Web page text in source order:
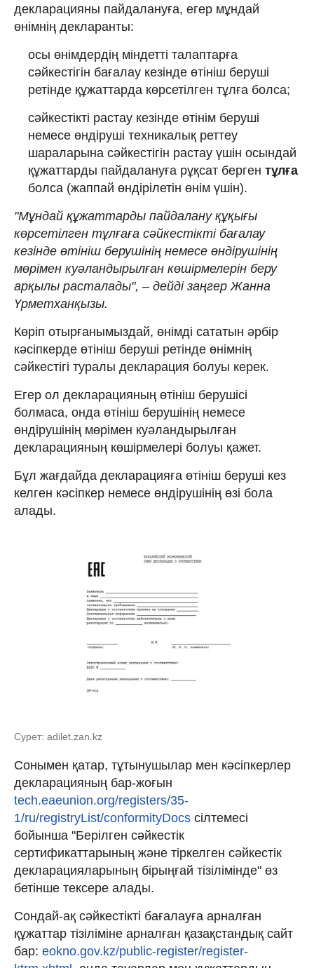
декларацияны пайдалануға, егер мұндай
өнімнің декларанты:
осы өнімдердің міндетті талаптарға
сәйкестігін бағалау кезінде өтініш беруші
ретінде құжаттарда көрсетілген тұлға болса;
сәйкестікті растау кезінде өтінім беруші
немесе өндіруші техникалық реттеу
шараларына сәйкестігін растау үшін осындай
құжаттарды пайдалануға рұқсат берген тұлға
болса (жаппай өндірілетін өнім үшін).
"Мұндай құжаттарды пайдалану құқығы
көрсетілген тұлғаға сәйкестікті бағалау
кезінде өтініш берушінің немесе өндірушінің
мөрімен куәландырылған көшірмелерін беру
арқылы расталады", – дейді заңгер Жанна
Үрметханқызы.
Көріп отырғанымыздай, өнімді сататын әрбір
кәсіпкерде өтініш беруші ретінде өнімнің
сәйкестігі туралы декларация болуы керек.
Егер ол декларацияның өтініш берушісі
болмаса, онда өтініш берушінің немесе
өндірушінің мөрімен куәландырылған
декларацияның көшірмелері болуы қажет.
Бұл жағдайда декларацияға өтініш беруші кез
келген кәсіпкер немесе өндірушінің өзі бола
алады.
Сурет: adilet.zan.kz
Сонымен қатар, тұтынушылар мен кәсіпкерлер
декларацияның бар-жоғын
tech.eaeunion.org/registers/35-
1/ru/registryList/conformityDocs сілтемесі
бойынша "Берілген сәйкестік
сертификаттарының және тіркелген сәйкестік
декларацияларының бірыңғай тізілімінде" өз
бетінше тексере алады.
Сондай-ақ сәйкестікті бағалауға арналған
құжаттар тізіліміне арналған қазақстандық сайт
бар: eokno.gov.kz/public-register/register-